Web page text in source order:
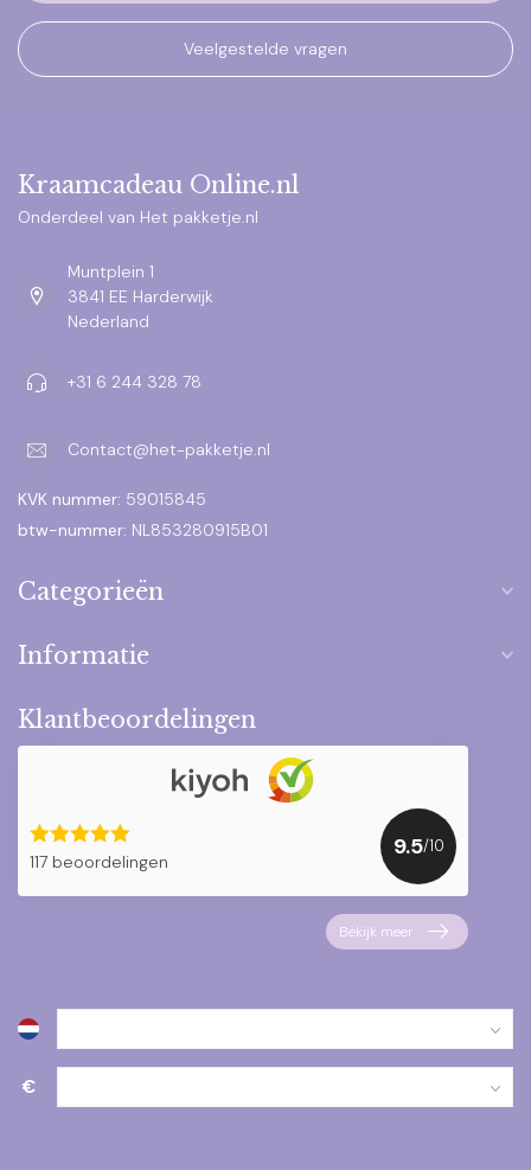
Veelgestelde vragen
Kraamcadeau Online.nl
Onderdeel van Het pakketje.nl
Muntplein 1
3841 EE Harderwijk
Nederland
+31 6 244 328 78
Contact@het-pakketje.nl
KVK nummer: 59015845
btw-nummer: NL853280915B01
Categorieën
Informatie
Klantbeoordelingen
117 beoordelingen
9.5/10
Bekijk meer
€